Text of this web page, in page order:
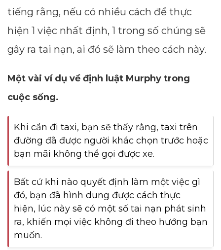
tiếng rằng, nếu có nhiều cách để thực
hiện 1 việc nhất định, 1 trong số chúng sẽ
gây ra tai nạn, ai đó sẽ làm theo cách này.
Một vài ví dụ về định luật Murphy trong
cuộc sống.
Khi cần đi taxi, bạn sẽ thấy rằng, taxi trên
đường đã được người khác chọn trước hoặc
bạn mãi không thể gọi được xe.
Bất cứ khi nào quyết định làm một việc gì
đó, bạn đã hình dung được cách thực
hiện, lúc này sẽ có một số tai nạn phát sinh
ra, khiến mọi việc không đi theo hướng bạn
muốn.